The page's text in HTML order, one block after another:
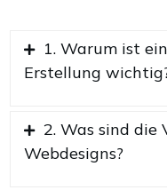
1. Warum ist
Erstellung
2. Was sind die
Webdesigns?